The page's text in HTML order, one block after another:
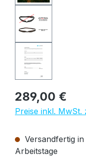
Regulärer Preis:
289,00 €
Preise inkl. MwSt.
Versandfertig
Arbeitstage